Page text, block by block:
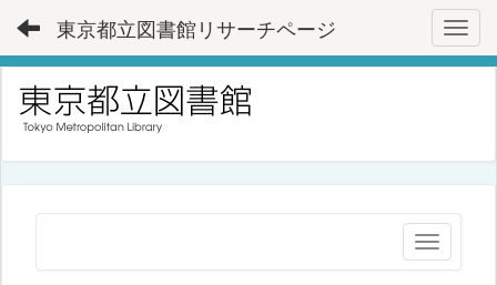
東京都立図書館リサーチページ